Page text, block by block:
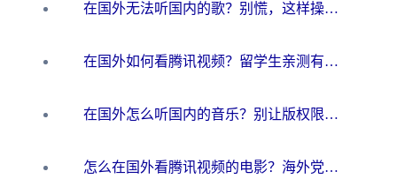
在国外无法听国内的歌？别慌，这样操作就能畅听QQ音乐（附亲测加速器推荐）
在国外如何看腾讯视频？留学生亲测有效的回国加速方案
在国外怎么听国内的音乐？别让版权限制断了你的华语歌单
怎么在国外看腾讯视频的电影？海外党亲测有效的回国加速指南